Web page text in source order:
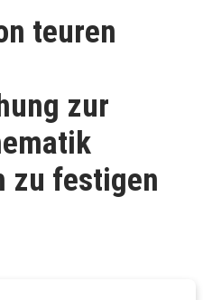
teuren
zur
zu festigen